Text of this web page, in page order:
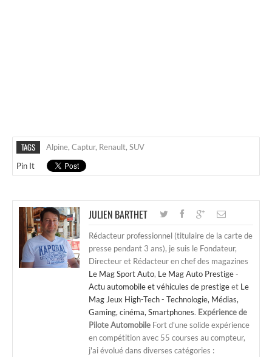
TAGS Alpine, Captur, Renault, SUV
Pin It
JULIEN BARTHET
Rédacteur professionnel (titulaire de la carte de
presse pendant 3 ans), je suis le Fondateur,
Directeur et Rédacteur en chef des magazines
Le Mag Sport Auto, Le Mag Auto Prestige -
Actu automobile et véhicules de prestigeet Le
Mag Jeux High-Tech - Technologie, Médias,
Gaming, cinéma, Smartphones. Expérience de
Pilote Automobile Fort d'une solide expérience
en compétition avec 55 courses au compteur,
j'ai évolué dans diverses catégories :